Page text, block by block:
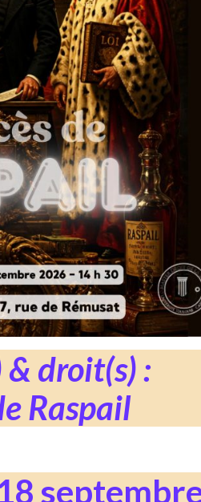
& droit(s) :
Raspail